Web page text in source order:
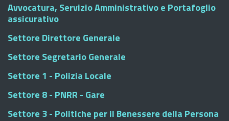
Avvocatura, Servizio Amministrativo e Portafoglio
assicurativo
Settore Direttore Generale
Settore Segretario Generale
Settore 1 - Polizia Locale
Settore 8 - PNRR - Gare
Settore 3 - Politiche per il Benessere della Persona